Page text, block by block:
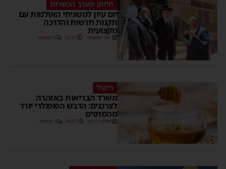
חיזוק מערך הכשרות
יום עיון למשגיחי האולמות עם
תקנות חדשות והדרכה
מקצועית
יוסי יחזקאלי 14:11 1 תגובות
ריקול
משרד הבריאות באזהרה
לצרכנים: הדבש הפופולרי יורד
מהמדפים
מנחם דויטש 06:57 1 תגובות